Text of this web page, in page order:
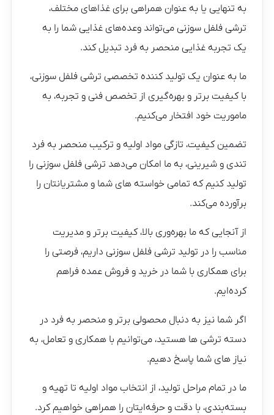
به تنهایی یا به عنوان همراهی برای غذاهای مختلف،
ترشی فلفل سوزنی می‌تواند وعده‌های غذایی شما را به
یک تجربه غذایی منحصر به فرد تبدیل کند.
ما به عنوان یک تولید کننده تخصصی ترشی فلفل سوزنی،
با کیفیت برتر و بهره‌گیری از تخصص فنی و تجربه، به
ماموریت خود افتخار می‌کنیم.
تضمین کیفیت، تازگی مواد اولیه و ترکیب منحصر به فرد
تندی و شیرینی، به ما امکان می‌دهد ترشی فلفل سوزنی را
تولید کنیم که تمامی خواسته‌ های شما و مشتریانتان را
برآورده می‌کند.
از آنجایی که ما بهره‌وری بالا، کیفیت برتر و مدیریت
مناسب را در تولید ترشی فلفل سوزنی داریم، فرصتی را
برای همکاری با شما در خرید و فروش عمده فراهم
کرده‌ایم.
اگر شما نیز به دنبال محصولی برتر و منحصر به‌ فرد در
دسته ترشی‌ ها هستید، می‌توانیم با همکاری و تعامل، به
نیاز های شما پاسخ دهیم.
ما در تمام مراحل تولید، از انتخاب مواد اولیه تا تهیه و
بسته‌بندی، با دقت و حرفه‌ایتان را همراهی خواهیم کرد.